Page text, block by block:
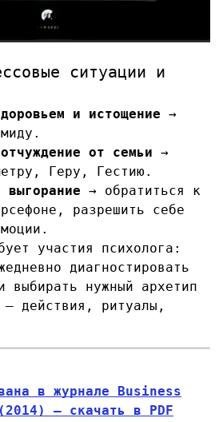
ситуации и
и истощение →
от семьи →
Геру, Гестию.
выгорание → обратиться к
разрешить себе
участия психолога:
диагностировать
выбирать нужный архетип
— действия, ритуалы,
в журнале Business
— скачать в PDF